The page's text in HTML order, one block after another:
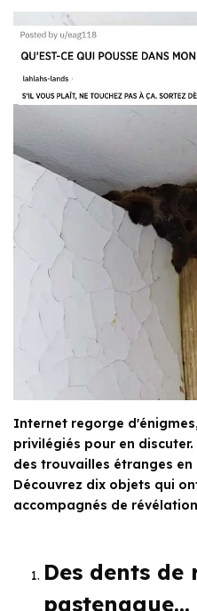
Internet regorge
privilégiés pour en
des trouvailles étranges
Découvrez dix objets qui
accompagnés de
Des dents de